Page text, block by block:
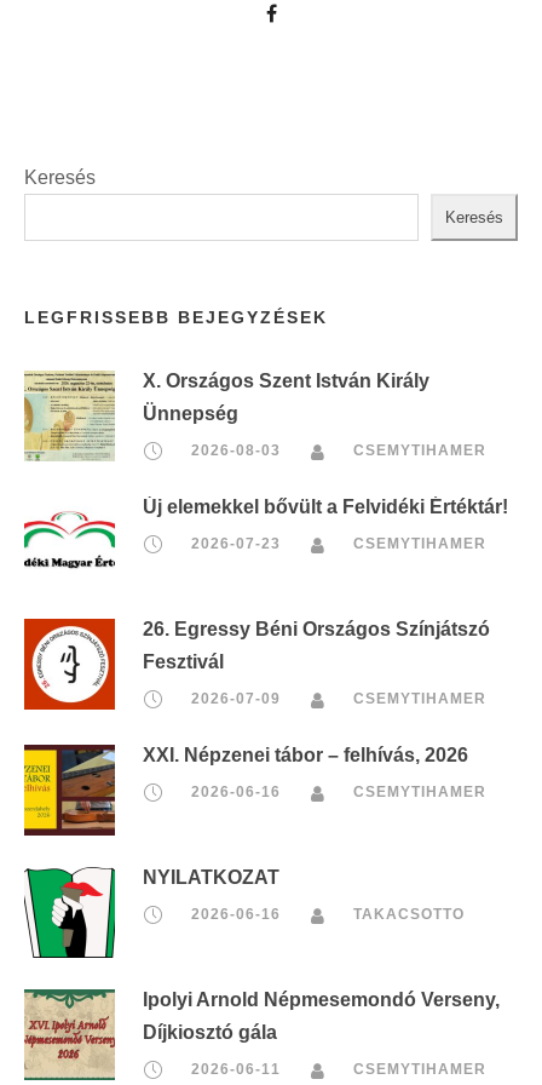
Keresés
Keresés
LEGFRISSEBB BEJEGYZÉSEK
X. Országos Szent István Király
Ünnepség
2026-08-03 CSEMYTIHAMER
Új elemekkel bővült a Felvidéki Értéktár!
2026-07-23 CSEMYTIHAMER
26. Egressy Béni Országos Színjátszó
Fesztivál
2026-07-09 CSEMYTIHAMER
XXI. Népzenei tábor – felhívás, 2026
2026-06-16 CSEMYTIHAMER
NYILATKOZAT
2026-06-16 TAKACSOTTO
Ipolyi Arnold Népmesemondó Verseny,
Díjkiosztó gála
2026-06-11 CSEMYTIHAMER